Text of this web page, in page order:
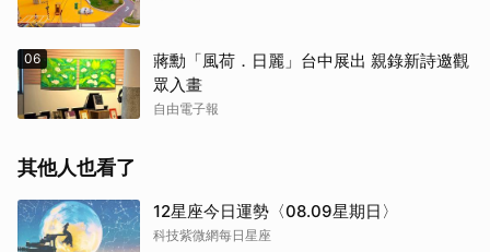
06
蔣勳「風荷．日麗」台中展出 親錄新詩邀觀
眾入畫
自由電子報
其他人也看了
12星座今日運勢〈08.09星期日〉
科技紫微網每日星座